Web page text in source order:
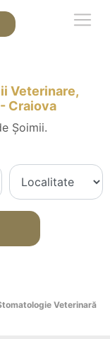
Veterinare,
Craiova
Șoimii.
Veterinară